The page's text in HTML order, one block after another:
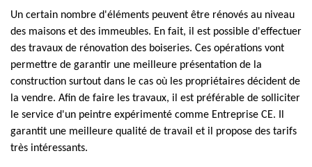
Un certain nombre d'éléments peuvent être rénovés au niveau
des maisons et des immeubles. En fait, il est possible d'effectuer
des travaux de rénovation des boiseries. Ces opérations vont
permettre de garantir une meilleure présentation de la
construction surtout dans le cas où les propriétaires décident de
la vendre. Afin de faire les travaux, il est préférable de solliciter
le service d'un peintre expérimenté comme Entreprise CE. Il
garantit une meilleure qualité de travail et il propose des tarifs
très intéressants.